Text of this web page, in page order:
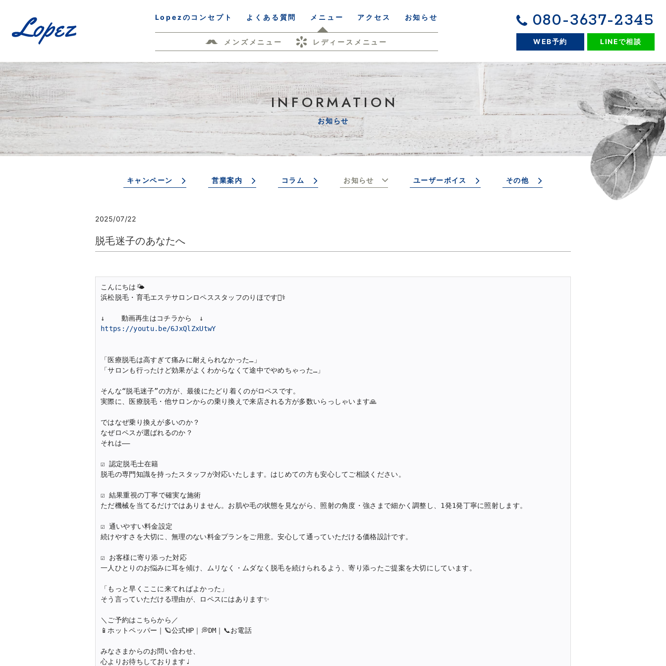
Lopezのコンセプト よくある質問 メニュー
メンズメニュー レディースメニュー
アクセス お知らせ 080-3637-2345
WEB予約 LINEで相談
INFORMATION
お知らせ
キャンペーン 営業案内 コラム お知らせ ユーザーボイス その他
2025/07/22
脱毛迷子のあなたへ
こんにちは🌤️
浜松脱毛・育毛エステサロンロペススタッフのりほです👩‍⚕️
↓    動画再生はコチラから　↓
https://youtu.be/6JxQlZxUtwY
「医療脱毛は高すぎて痛みに耐えられなかった…」
「サロンも行ったけど効果がよくわからなくて途中でやめちゃった…」
そんな“脱毛迷子”の方が、最後にたどり着くのがロペスです。
実際に、医療脱毛・他サロンからの乗り換えで来店される方が多数いらっしゃいます🙏
ではなぜ乗り換えが多いのか？
なぜロペスが選ばれるのか？
それは――
☑ 認定脱毛士在籍
脱毛の専門知識を持ったスタッフが対応いたします。はじめての方も安心してご相談ください。
☑ 結果重視の丁寧で確実な施術
ただ機械を当てるだけではありません。お肌や毛の状態を見ながら、照射の角度・強さまで細かく調整し、1発1発丁寧に照射します。
☑ 通いやすい料金設定
続けやすさを大切に、無理のない料金プランをご用意。安心して通っていただける価格設計です。
☑ お客様に寄り添った対応
一人ひとりのお悩みに耳を傾け、ムリなく・ムダなく脱毛を続けられるよう、寄り添ったご提案を大切にしています。
「もっと早くここに来てればよかった」
そう言っていただける理由が、ロペスにはあります✨
📱 ホットペッパー｜ 🪐公式HP｜ 💭DM｜ 📞お電話
みなさまからのお問い合わせ、
心よりお待ちしております♩